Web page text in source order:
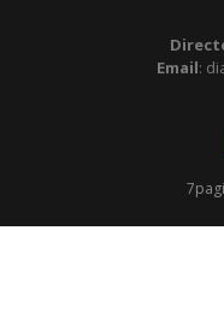
Email: